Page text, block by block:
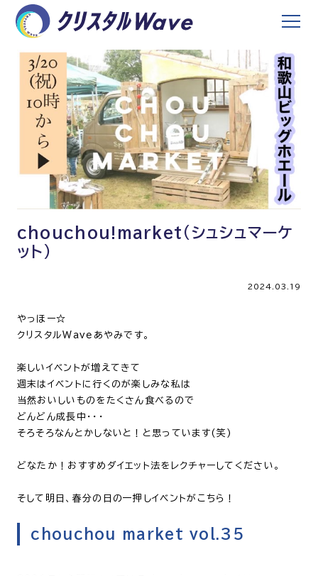
chouchou!market(シュシュマーケ
ット)
2024.03.19
やっほー☆
クリスタルWaveあやみです。
楽しいイベントが増えてきて
週末はイベントに行くのが楽しみな私は
当然おいしいものをたくさん食べるので
どんどん成長中・・・
そろそろなんとかしないと！と思っています(笑)
どなたか！おすすめダイエット法をレクチャーしてください。
そして明日、春分の日の一押しイベントがこちら！
chouchou market vol.35